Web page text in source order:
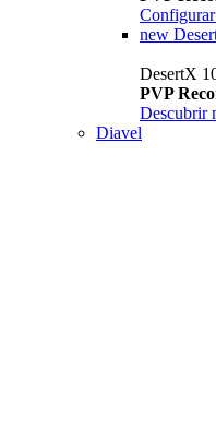
Configurar
new
DesertX
PVP
Descubrir
Diavel